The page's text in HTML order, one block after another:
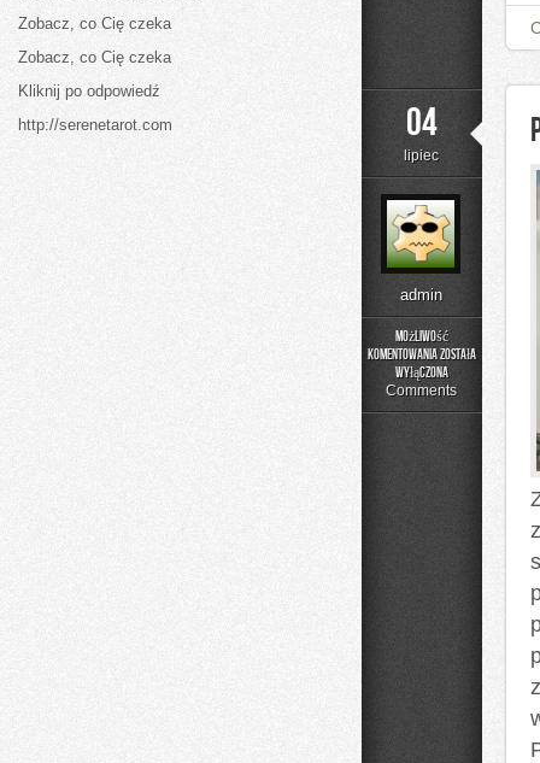
04
lipiec
admin
Możliwość
komentowania
Przestępczośc
zorganizowana
została
wyłączona
Comments
Zobacz, co Cię czeka
Zobacz, co Cię czeka
Kliknij po odpowiedź
http://serenetarot.com